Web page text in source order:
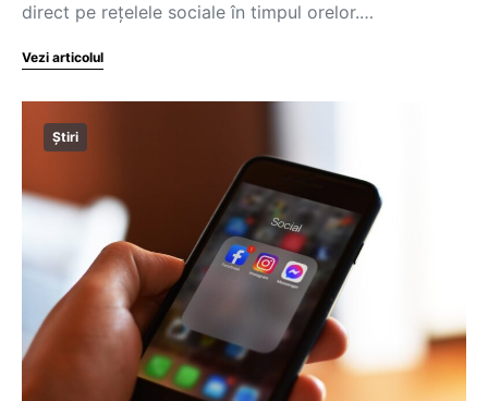
direct pe rețelele sociale în timpul orelor.…
Vezi articolul
Știri